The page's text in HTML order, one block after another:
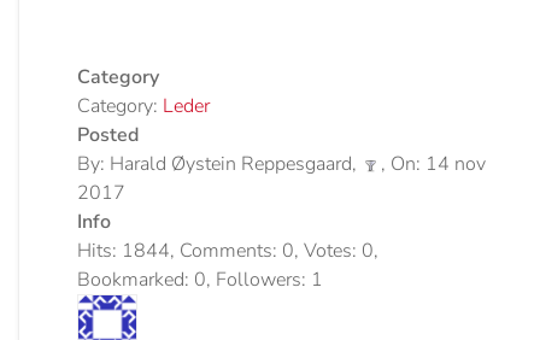
Category
Category: Leder
Posted
By: Harald Øystein Reppesgaard,
, On: 14 nov
2017
Info
Hits: 1844, Comments: 0, Votes: 0,
Bookmarked: 0, Followers: 1